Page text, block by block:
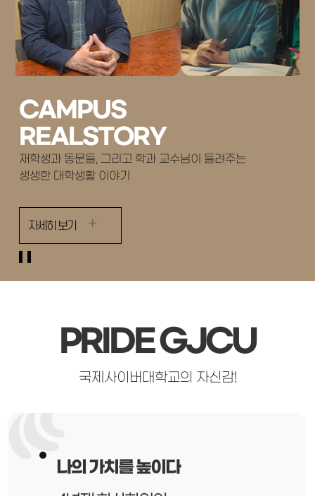
CAMPUS
REALSTORY
재학생과 동문들, 그리고 학과 교수님이 들려주는
생생한 대학생활 이야기
자세히 보기
PRIDE GJCU
국제사이버대학교의 자신감!
의 산실다수의 정부 지원 사업 수행